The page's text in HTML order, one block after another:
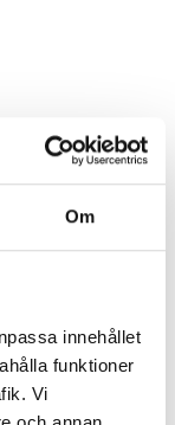
Om
innehållet
funktioner
Vi